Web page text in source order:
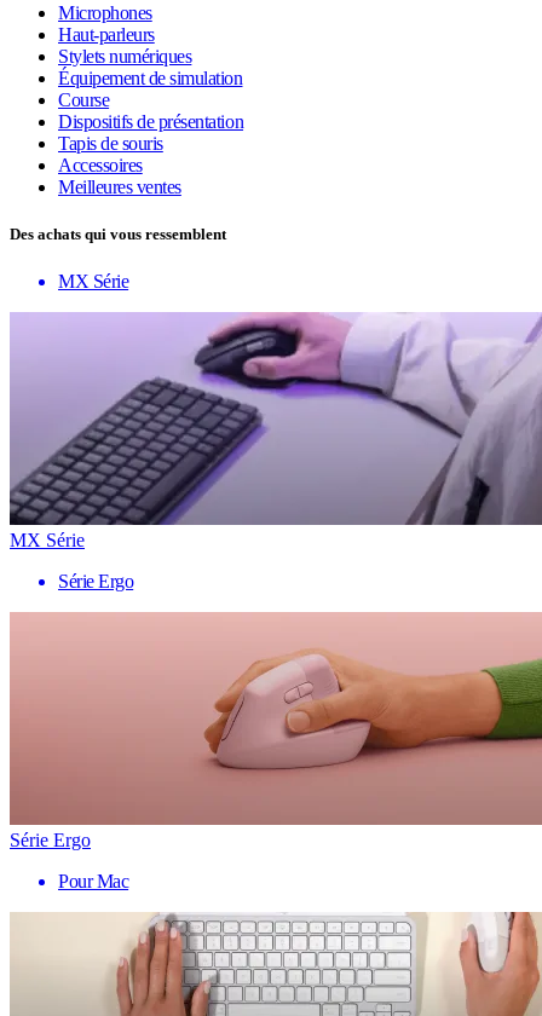
Microphones
Haut-parleurs
Stylets numériques
Équipement de simulation
Course
Dispositifs de présentation
Tapis de souris
Accessoires
Meilleures ventes
Des achats qui vous ressemblent
MX Série
MX Série
Série Ergo
Série Ergo
Pour Mac